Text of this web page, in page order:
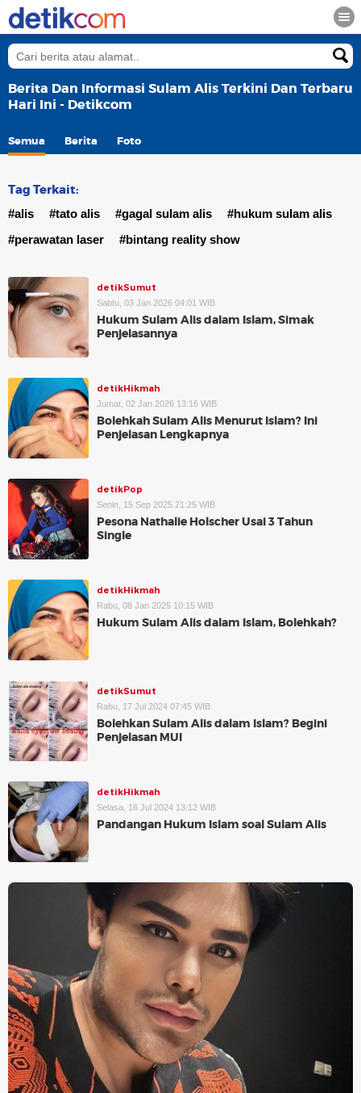
Berita Dan Informasi Sulam Alis Terkini Dan Terbaru
Hari Ini - Detikcom
Semua Berita Foto
Tag Terkait:
#alis #tato alis #gagal sulam alis
#hukum sulam alis
#perawatan laser
#bintang reality show
detikSumut
Sabtu, 03 Jan 2026 04:01 WIB
Hukum Sulam Alis dalam Islam, Simak
Penjelasannya
detikHikmah
Jumat, 02 Jan 2026 13:16 WIB
Bolehkah Sulam Alis Menurut Islam? Ini
Penjelasan Lengkapnya
detikPop
Senin, 15 Sep 2025 21:25 WIB
Pesona Nathalie Holscher Usai 3 Tahun
Single
detikHikmah
Rabu, 08 Jan 2025 10:15 WIB
Hukum Sulam Alis dalam Islam, Bolehkah?
detikSumut
Rabu, 17 Jul 2024 07:45 WIB
Bolehkan Sulam Alis dalam Islam? Begini
Penjelasan MUI
detikHikmah
Selasa, 16 Jul 2024 13:12 WIB
Pandangan Hukum Islam soal Sulam Alis